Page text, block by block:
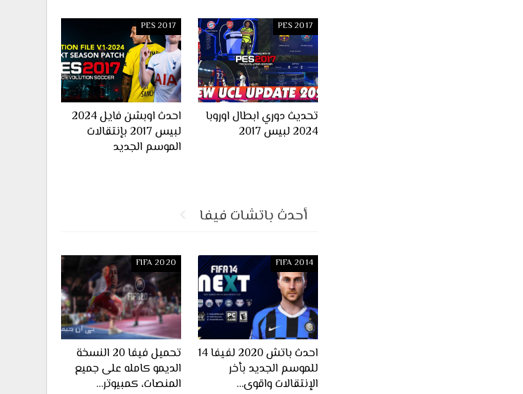
PES 2017
تحديث دوري ابطال اوروبا
2024 لبيس 2017
PES 2017
احدث اوبشن فايل 2024
لبيس 2017 بإنتقالات
الموسم الجديد
أحدث باتشات فيفا
FIFA 2014
احدث باتش 2020 لفيفا 14
للموسم الجديد بأخر
الإنتقالات واقوى…
FIFA 2020
تحميل فيفا 20 النسخة
الديمو كامله على جميع
المنصات، كمبيوتر…